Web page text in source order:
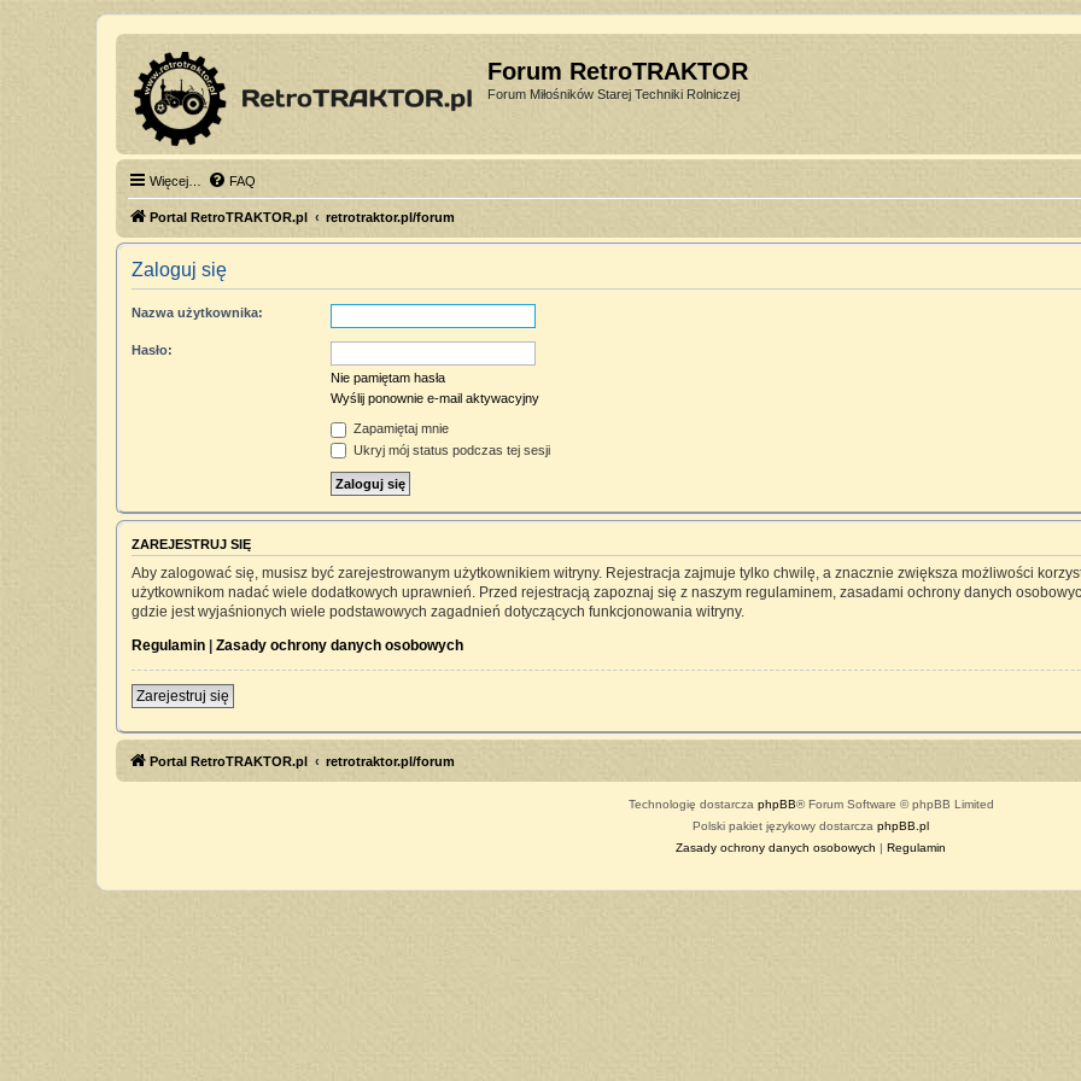
Forum RetroTRAKTOR
Forum Miłośników Starej Techniki Rolniczej
Więcej… FAQ
Portal RetroTRAKTOR.pl retrotraktor.pl/forum
Zaloguj się
Nazwa użytkownika:
Hasło:
Nie pamiętam hasła
Wyślij ponownie e-mail aktywacyjny
Zapamiętaj mnie
Ukryj mój status podczas tej sesji
ZAREJESTRUJ SIĘ
Aby zalogować się, musisz być zarejestrowanym użytkownikiem witryny. Rejestracja zajmuje tylko chwilę, a znacznie zwiększa możliwości
użytkownikom nadać wiele dodatkowych uprawnień. Przed rejestracją zapoznaj się z naszym regulaminem, zasadami ochrony danych
gdzie jest wyjaśnionych wiele podstawowych zagadnień dotyczących funkcjonowania witryny.
Regulamin | Zasady ochrony danych osobowych
Zarejestruj się
Portal RetroTRAKTOR.pl retrotraktor.pl/forum
Technologię dostarcza phpBB® Forum Software © phpBB Limited
Polski pakiet językowy dostarcza phpBB.pl
Zasady ochrony danych osobowych | Regulamin